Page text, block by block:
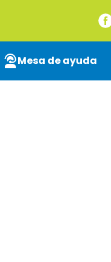
Mesa de ayuda